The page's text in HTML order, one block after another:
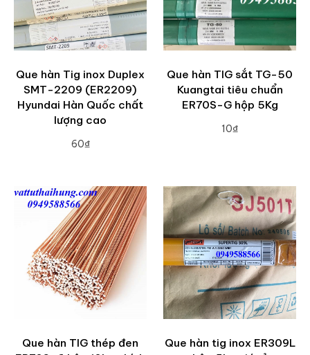
Que hàn Tig inox Duplex
SMT-2209 (ER2209)
Hyundai Hàn Quốc chất
lượng cao
60₫
Que hàn TIG sắt TG-50
Kuangtai tiêu chuẩn
ER70S-G hộp 5Kg
10₫
Que hàn TIG thép đen
Que hàn tig inox ER309L